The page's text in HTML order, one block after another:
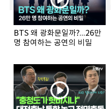
BTS 왜 광화문일까?...26만
명 참여하는 공연의 비밀